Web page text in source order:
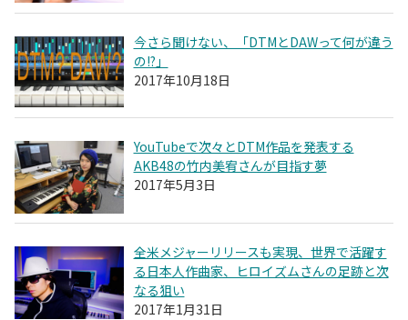
今さら聞けない、「DTMとDAWって何が違う
の!?」
2017年10月18日
YouTubeで次々とDTM作品を発表する
AKB48の竹内美宥さんが目指す夢
2017年5月3日
全米メジャーリリースも実現、世界で活躍す
る日本人作曲家、ヒロイズムさんの足跡と次
なる狙い
2017年1月31日